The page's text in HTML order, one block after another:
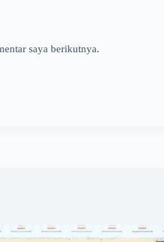
saya berikutnya.